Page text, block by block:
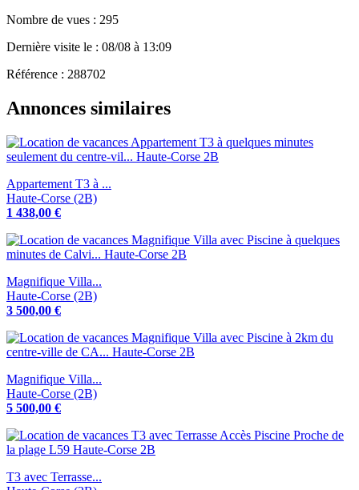
Nombre de vues : 295
Dernière visite le : 08/08 à 13:09
Référence : 288702
Annonces similaires
Appartement T3 à ...
Haute-Corse (2B)
1 438,00 €
Magnifique Villa...
Haute-Corse (2B)
3 500,00 €
Magnifique Villa...
Haute-Corse (2B)
5 500,00 €
T3 avec Terrasse...